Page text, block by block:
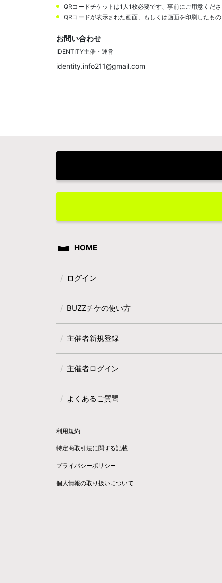
QRコードチケットは1人1枚必要です、事前にご用意くださ
QRコードが表示された画面、もしくは画面を印刷したもの
お問い合わせ
IDENTITY主催・運営
identity.info211@gmail.com
HOME
ログイン
BUZZチケの使い方
主催者新規登録
主催者ログイン
よくあるご質問
利用規約
特定商取引法に関する記載
プライバシーポリシー
個人情報の取り扱いについて